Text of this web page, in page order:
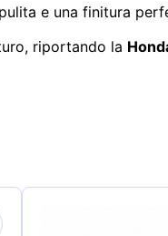
e una finitura
riportando la